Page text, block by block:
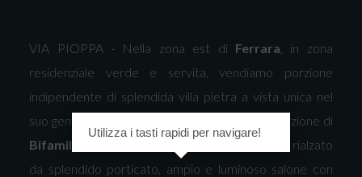
VIA PIOPPA - Nella zona est di Ferrara , in zona
residenziale verde e servita, vendiamo porzione
indipendente di splendida villa pietra a vista unica nel
suo genere, con ampio giardino esclusivo. La porzione di
Bifamiliare
è così composta: ingresso al piano rialzato
da splendido porticato, ampio e luminoso salone con
Utilizza i tasti rapidi per navigare!